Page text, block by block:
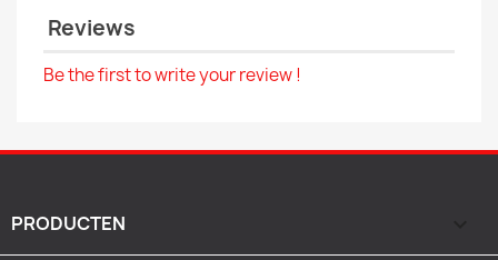
Reviews
Be the first to write your review !
PRODUCTEN